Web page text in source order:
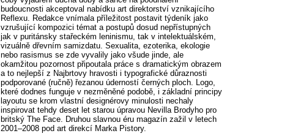
budoucnosti akceptoval nabídku art direktorství vznikajícího
Reflexu. Redakce vnímala příležitost postavit týdeník jako
vzrušující kompozici témat a postupů dosud nepřístupných
jak v puritánsky stařeckém leninismu, tak v intelektuálském,
vizuálně dřevním samizdatu. Sexualita, ezoterika, ekologie
nebo rasismus se zde vyvalily jako všude jinde, ale
okamžitou pozornost připoutala práce s dramatickým obrazem
a to nejlepší z Najbrtovy hravosti i typografické důraznosti
podporované (ručně) řezanou úderností černých ploch. Logo,
které dodnes funguje v nezměněné podobě, i základní principy
layoutu se krom vlastní designérovy minulosti nechaly
inspirovat tehdy deset let starou úpravou Nevilla Brodyho pro
britský The Face. Druhou slavnou éru magazín zažil v letech
2001–2008 pod art direkcí Marka Pistory.